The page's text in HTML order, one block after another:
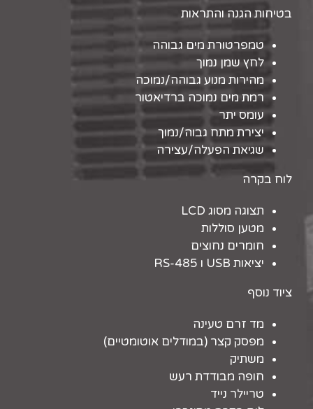
בטיחות הגנה והתראות
טמפרטורת מים גבוהה
לחץ שמן נמוך
מהירות מנוע גבוהה/נמוכה
רמת מים נמוכה ברדיאטור
עומס יתר
יצירת מתח גבוה/נמוך
שגיאת הפעלה/עצירה
לוח בקרה
תצוגה מסוג LCD
מטען סוללות
חומרים נחוצים
יציאות USB ו RS-485
ציוד נוסף
מד זרם טעינה
מפסק קצר (במודלים אוטומטיים)
משתיק
חופה מבודדת רעש
טריילר נייד